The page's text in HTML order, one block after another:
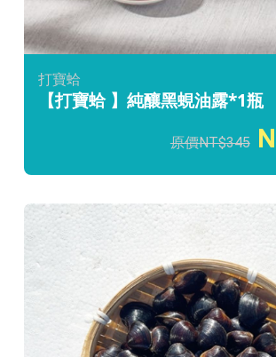
打寶蛤
【打寶蛤 】純釀黑蜆油露*1瓶
345